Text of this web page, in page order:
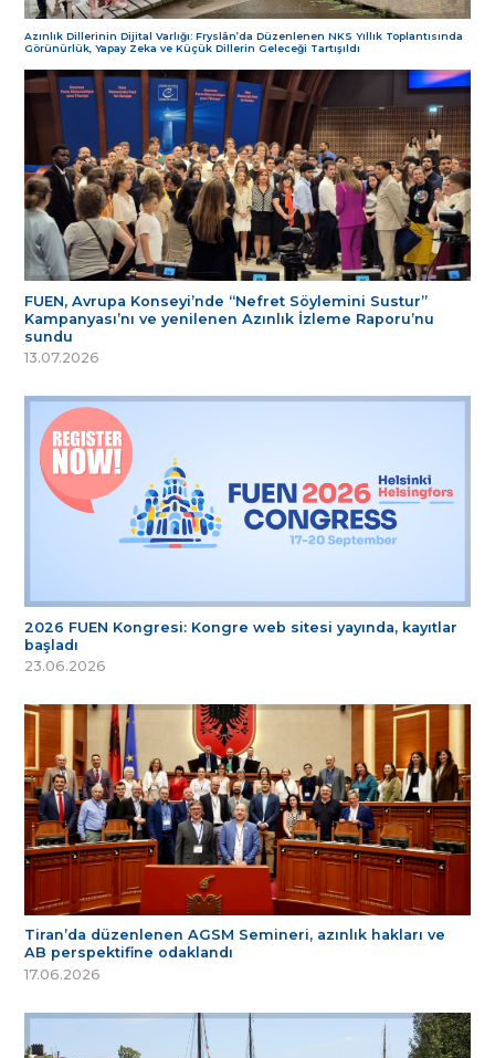
Azınlık Dillerinin Dijital Varlığı: Fryslân’da Düzenlenen NKS Yıllık Toplantısında
Görünürlük, Yapay Zeka ve Küçük Dillerin Geleceği Tartışıldı
FUEN, Avrupa Konseyi’nde “Nefret Söylemini Sustur”
Kampanyası’nı ve yenilenen Azınlık İzleme Raporu’nu
sundu
13.07.2026
2026 FUEN Kongresi: Kongre web sitesi yayında, kayıtlar
başladı
23.06.2026
Tiran’da düzenlenen AGSM Semineri, azınlık hakları ve
AB perspektifine odaklandı
17.06.2026